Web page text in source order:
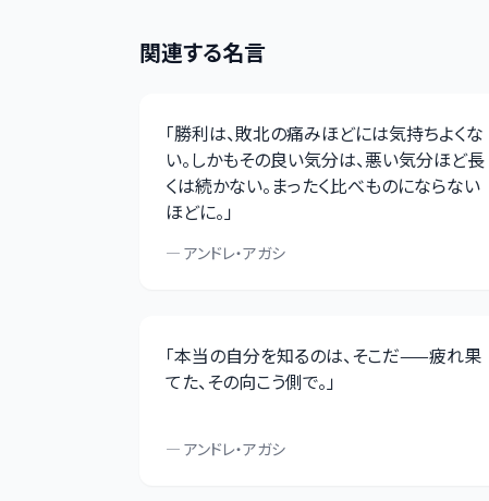
関連する名言
「勝利は、敗北の痛みほどには気持ちよくな
い。しかもその良い気分は、悪い気分ほど長
くは続かない。まったく比べものにならない
ほどに。」
— アンドレ・アガシ
「本当の自分を知るのは、そこだ——疲れ果
てた、その向こう側で。」
— アンドレ・アガシ